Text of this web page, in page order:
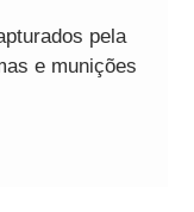
pela
e munições